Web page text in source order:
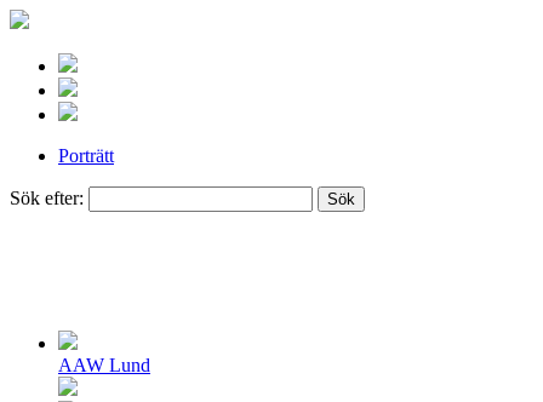
Porträtt
Sök efter:
AAW Lund